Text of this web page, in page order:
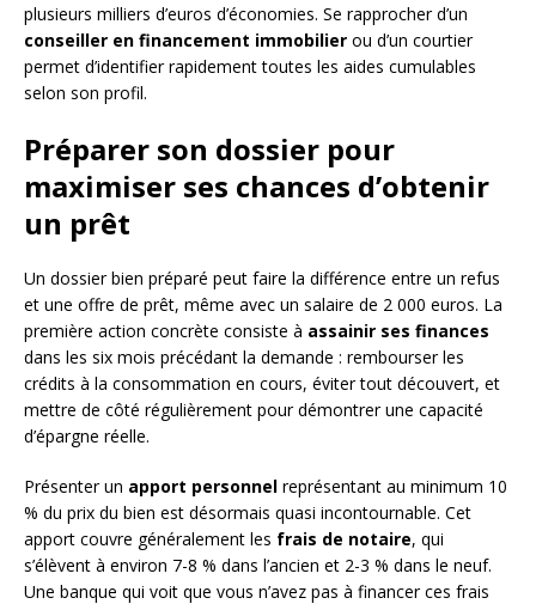
plusieurs milliers d’euros d’économies. Se rapprocher d’un
conseiller en financement immobilier ou d’un courtier
permet d’identifier rapidement toutes les aides cumulables
selon son profil.
Préparer son dossier pour
maximiser ses chances d’obtenir
un prêt
Un dossier bien préparé peut faire la différence entre un refus
et une offre de prêt, même avec un salaire de 2 000 euros. La
première action concrète consiste à assainir ses finances
dans les six mois précédant la demande : rembourser les
crédits à la consommation en cours, éviter tout découvert, et
mettre de côté régulièrement pour démontrer une capacité
d’épargne réelle.
Présenter un apport personnel représentant au minimum 10
% du prix du bien est désormais quasi incontournable. Cet
apport couvre généralement les frais de notaire, qui
s’élèvent à environ 7-8 % dans l’ancien et 2-3 % dans le neuf.
Une banque qui voit que vous n’avez pas à financer ces frais